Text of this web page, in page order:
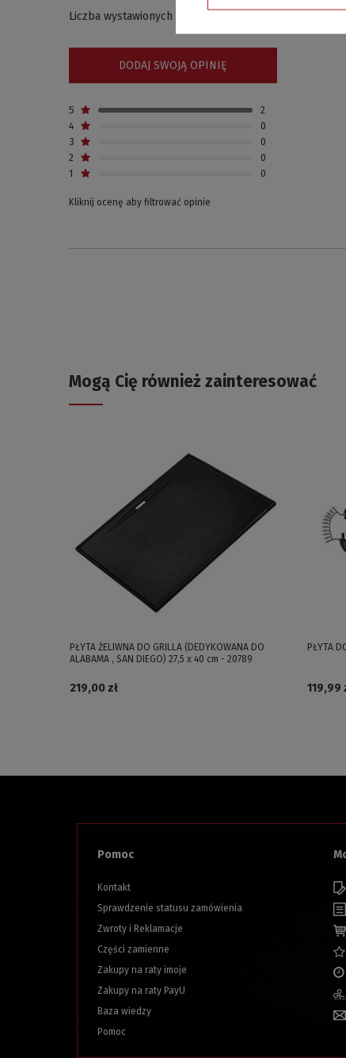
Liczba wystawionych opinii: 2
DODAJ SWOJĄ OPINIĘ
5
2
4
0
3
0
2
0
1
0
Kliknij ocenę aby filtrować opinie
Mogą Cię również zainteresować
PŁYTA ŻELIWNA DO GRILLA (DEDYKOWANA DO
ALABAMA , SAN DIEGO) 27,5 x 40 cm - 20789
219,00 zł
PŁYTA
119,99
Pomoc
Kontakt
Sprawdzenie statusu zamówienia
Zwroty i Reklamacje
Części zamienne
Zakupy na raty imoje
Zakupy na raty PayU
Baza wiedzy
Pomoc